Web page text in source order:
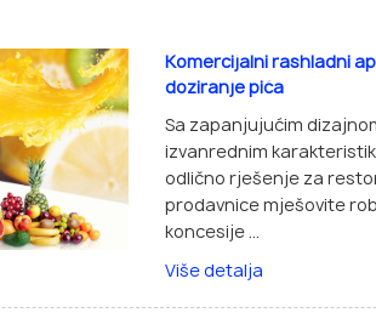
Komercijalni rashladni
doziranje pića
Sa zapanjujućim
izvanrednim
odlično rješenje za
prodavnice mješovite
koncesije ...
Više detalja